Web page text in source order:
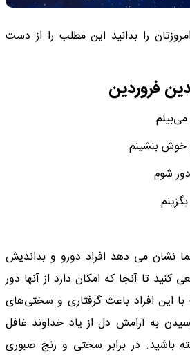
را بدانید این مطلب را از دست
فروردین
خوش بنشینم
شوم
نشان می دهد افراد دورو و بداندیش
کنید تا آنجا که امکان دارد از آنها دور
این افراد باعث گرفتاری و سختی‌های
به آرامش دل از یاد خداوند غافل
باشید. در برابر سختی و رنج صبوری